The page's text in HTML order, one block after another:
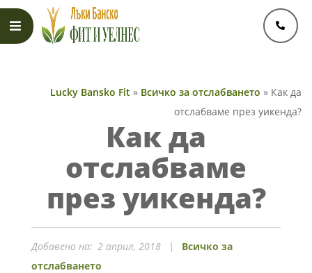
Skip
content
Lucky Bansko Fit » Всичко за отслабването » Как да
отслабваме през уикенда?
Как да
отслабваме
през уикенда?
Добавено на: 2 април, 2018
Всичко за
отслабването